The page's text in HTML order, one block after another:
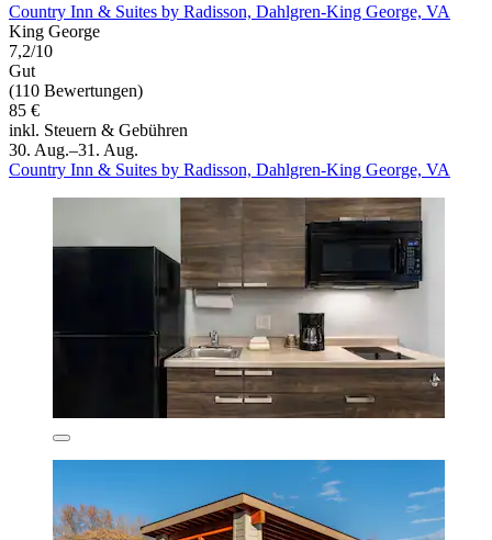
Country Inn & Suites by Radisson, Dahlgren-King George, VA
King George
7,2/10
Gut
(110 Bewertungen)
85 €
inkl. Steuern & Gebühren
30. Aug.–31. Aug.
Country Inn & Suites by Radisson, Dahlgren-King George, VA